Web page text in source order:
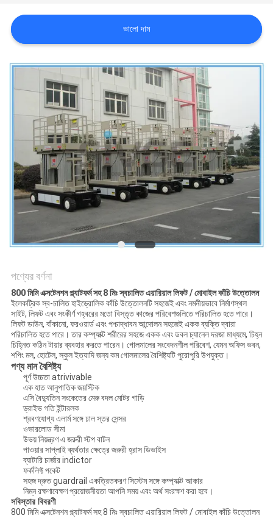
জন্য
আবেদন
সাইট
PRIVACY
POLICY
ভালো দাম
পণ্যের বর্ণনা
800 মিমি এক্সটেনশন প্ল্যাটফর্ম সহ 8 মিঃ স্বচালিত এয়ারিয়াল লিফট / মোবাইল কাঁচি উত্তোলন
ইলেকট্রিক স্ব-চালিত হাইড্রোলিক কাঁচি উত্তোলনটি সহজেই এবং নমনীয়ভাবে নির্মাণস্থল
সাইট, লিফট এবং সংকীর্ণ গহ্বরের মতো বিস্তৃত কাজের পরিবেশগুলিতে পরিচালিত হতে পারে।
লিফট ডাউন, বাঁকানো, ফরওয়ার্ড এবং পশ্চাদ্ধাবন আন্দোলন সহজেই একক ব্যক্তি দ্বারা
পরিচালিত হতে পারে। তার কম্প্যাক্ট শরীরের সহজে একক এবং ডবল চ্যানেল দরজা মাধ্যমে, চিহ্ন
চিহ্নিত কঠিন টায়ার ব্যবহার করতে পারেন। গোলমালের সংবেদনশীল পরিবেশ, যেমন অফিস ভবন,
শপিং মল, হোটেল, স্কুল ইত্যাদি জন্য কম গোলমালের বৈশিষ্ট্যটি পুরোপুরি উপযুক্ত।
পণ্য মান বৈশিষ্ট্য
পূর্ণ উচ্চতা atrivivable
এক হাত আনুপাতিক জয়স্টিক
এসি বৈদ্যুতিন সংকেতের মেরু বদল মোটর গাড়ি
ড্রাইভ গতি ইন্টারলক
শ্রবণযোগ্য এলার্ম সঙ্গে ঢাল স্তর সেন্সর
ওভারলোড সীমা
উভয় নিয়ন্ত্রণ এ জরুরী স্টপ বাটন
পাওয়ার সাপ্লাই ব্যর্থতার ক্ষেত্রে জরুরী হ্রাস ডিভাইস
ব্যাটারি চার্জার indictor
ফর্কলিফ্ট পকেট
সহজ দ্রুত guardrail একত্রিতকরণ সিস্টেম সঙ্গে কম্প্যাক্ট আকার
নিম্ন রক্ষণাবেক্ষণ প্রয়োজনীয়তা আপনি সময় এবং অর্থ সংরক্ষণ করা হবে।
সবিস্তার বিবরণী
800 মিমি এক্সটেনশন প্ল্যাটফর্ম সহ 8 মিঃ স্বচালিত এয়ারিয়াল লিফট / মোবাইল কাঁচি উত্তোলন